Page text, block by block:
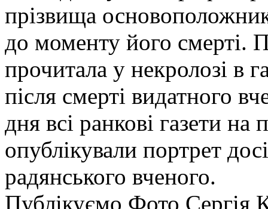
прізвища
до моменту його смерті.
прочитала у некролозі в
після смерті видатного
дня всі ранкові газети
опублікували портрет
радянського вченого.
Публікуємо Фото Сергія